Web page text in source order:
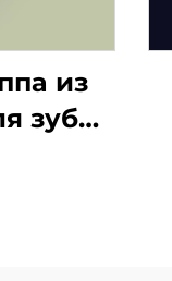
из
зубов